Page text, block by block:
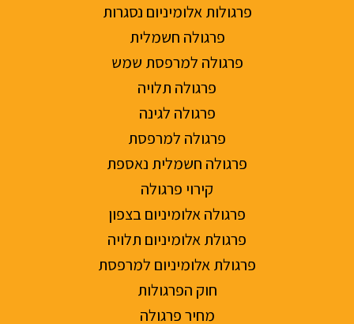
פרגולות אלומיניום נסגרות
פרגולה חשמלית
פרגולה למרפסת שמש
פרגולה תלויה
פרגולה לגינה
פרגולה למרפסת
פרגולה חשמלית נאספת
קירוי פרגולה
פרגולה אלומיניום בצפון
פרגולת אלומיניום תלויה
פרגולת אלומיניום למרפסת
חוק הפרגולות
מחיר פרגולה